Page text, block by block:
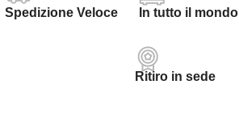
Spedizione Veloce In tutto il mondo
Ritiro in sede